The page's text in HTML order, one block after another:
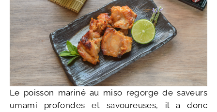
Le poisson mariné au miso regorge de saveurs
umami profondes et savoureuses, il a donc